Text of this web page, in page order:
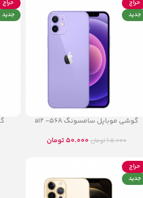
حراج
جدید
گوشی موبایل سامسونگ a12 -56A
65.000تومان50.000 تومان
حراج
جدید
حراج
جدید